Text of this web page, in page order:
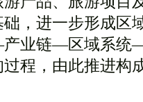
，进一步形成区
业链―区域系统
程，由此推进构